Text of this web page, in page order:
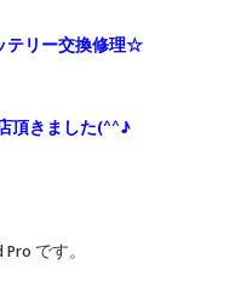
リー交換修理☆
頂きました(^^♪
です。